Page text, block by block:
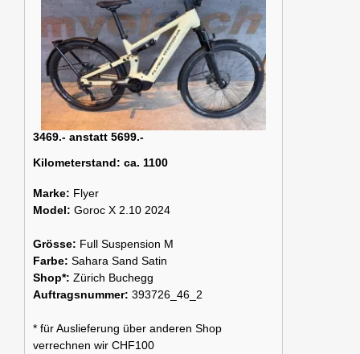
3469.- anstatt 5699.-
Kilometerstand: ca. 1100
Marke: Flyer
Model: Goroc X 2.10 2024
Grösse: Full Suspension M
Farbe: Sahara Sand Satin
Shop*: Zürich Buchegg
Auftragsnummer: 393726_46_2
* für Auslieferung über anderen Shop
verrechnen wir CHF100